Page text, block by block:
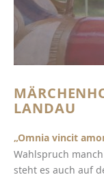
LANDAU
„Omnia vincit
Wahlspruch
steht es auch auf